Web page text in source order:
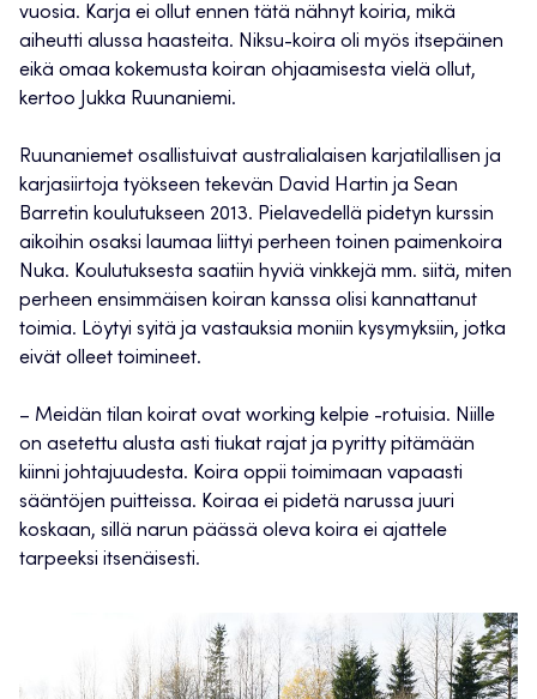
vuosia. Karja ei ollut ennen tätä nähnyt koiria, mikä
aiheutti alussa haasteita. Niksu-koira oli myös itsepäinen
eikä omaa kokemusta koiran ohjaamisesta vielä ollut,
kertoo Jukka Ruunaniemi.
Ruunaniemet osallistuivat australialaisen karjatilallisen ja
karjasiirtoja työkseen tekevän David Hartin ja Sean
Barretin koulutukseen 2013. Pielavedellä pidetyn kurssin
aikoihin osaksi laumaa liittyi perheen toinen paimenkoira
Nuka. Koulutuksesta saatiin hyviä vinkkejä mm. siitä, miten
perheen ensimmäisen koiran kanssa olisi kannattanut
toimia. Löytyi syitä ja vastauksia moniin kysymyksiin, jotka
eivät olleet toimineet.
– Meidän tilan koirat ovat working kelpie -rotuisia. Niille
on asetettu alusta asti tiukat rajat ja pyritty pitämään
kiinni johtajuudesta. Koira oppii toimimaan vapaasti
sääntöjen puitteissa. Koiraa ei pidetä narussa juuri
koskaan, sillä narun päässä oleva koira ei ajattele
tarpeeksi itsenäisesti.